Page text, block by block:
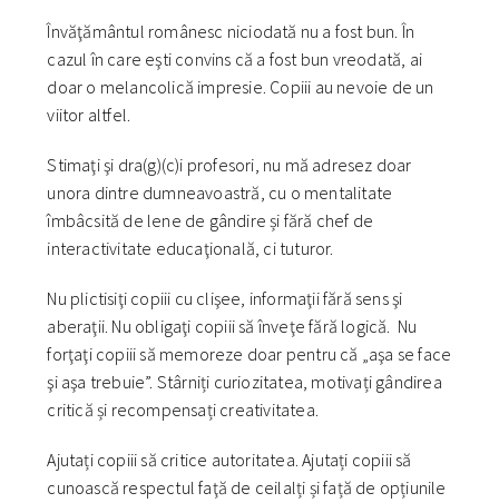
Învăţământul românesc niciodată nu a fost bun. În
cazul în care eşti convins că a fost bun vreodată, ai
doar o melancolică impresie. Copiii au nevoie de un
viitor altfel.
Stimaţi şi dra(g)(c)i profesori, nu mă adresez doar
unora dintre dumneavoastră, cu o mentalitate
îmbâcsită de lene de gândire și fără chef de
interactivitate educaţională, ci tuturor.
Nu plictisiţi copiii cu clişee, informaţii fără sens şi
aberaţii. Nu obligaţi copiii să înveţe fără logică. Nu
forţaţi copiii să memoreze doar pentru că „aşa se face
şi aşa trebuie”. Stârniți curiozitatea, motivați gândirea
critică și recompensați creativitatea.
Ajutați copiii să critice autoritatea. Ajutați copiii să
cunoască respectul faţă de ceilalți și față de opțiunile